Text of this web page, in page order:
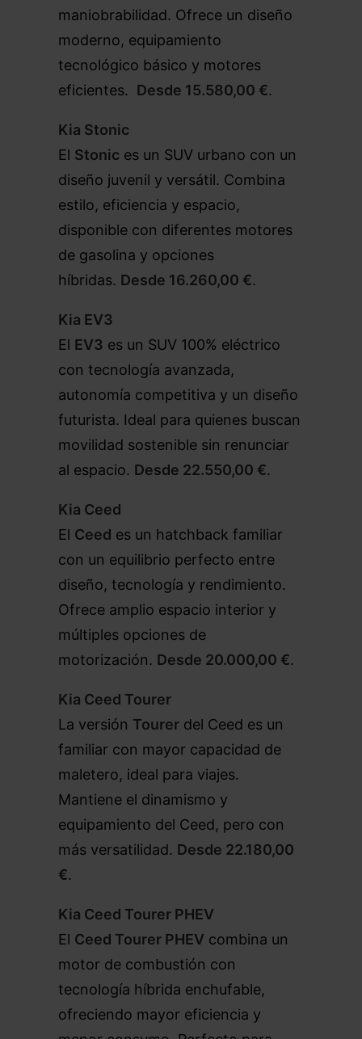
maniobrabilidad. Ofrece un diseño
moderno, equipamiento
tecnológico básico y motores
eficientes. Desde 15.580,00 €.
Kia Stonic
El Stonic es un SUV urbano con un
diseño juvenil y versátil. Combina
estilo, eficiencia y espacio,
disponible con diferentes motores
de gasolina y opciones
híbridas. Desde 16.260,00 €.
Kia EV3
El EV3 es un SUV 100% eléctrico
con tecnología avanzada,
autonomía competitiva y un diseño
futurista. Ideal para quienes buscan
movilidad sostenible sin renunciar
al espacio. Desde 22.550,00 €.
Kia Ceed
El Ceed es un hatchback familiar
con un equilibrio perfecto entre
diseño, tecnología y rendimiento.
Ofrece amplio espacio interior y
múltiples opciones de
motorización. Desde 20.000,00 €.
Kia Ceed Tourer
La versión Tourer del Ceed es un
familiar con mayor capacidad de
maletero, ideal para viajes.
Mantiene el dinamismo y
equipamiento del Ceed, pero con
más versatilidad. Desde 22.180,00
€.
Kia Ceed Tourer PHEV
El Ceed Tourer PHEV combina un
motor de combustión con
tecnología híbrida enchufable,
ofreciendo mayor eficiencia y